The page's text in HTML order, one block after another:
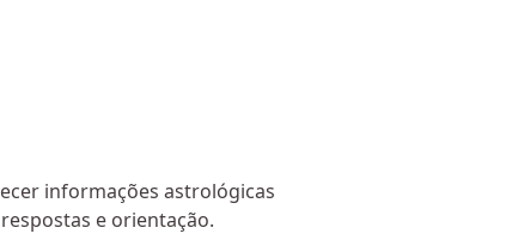
informações astrológicas
e orientação.